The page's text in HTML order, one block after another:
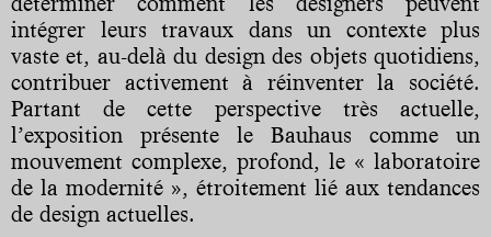
intégrer leurs travaux dans un contexte plus
vaste et, au-delà du design des objets quotidiens,
contribuer activement à réinventer la société.
Partant de cette perspective très actuelle,
l’exposition présente le Bauhaus comme un
mouvement complexe, profond, le « laboratoire
de la modernité », étroitement lié aux tendances
de design actuelles.